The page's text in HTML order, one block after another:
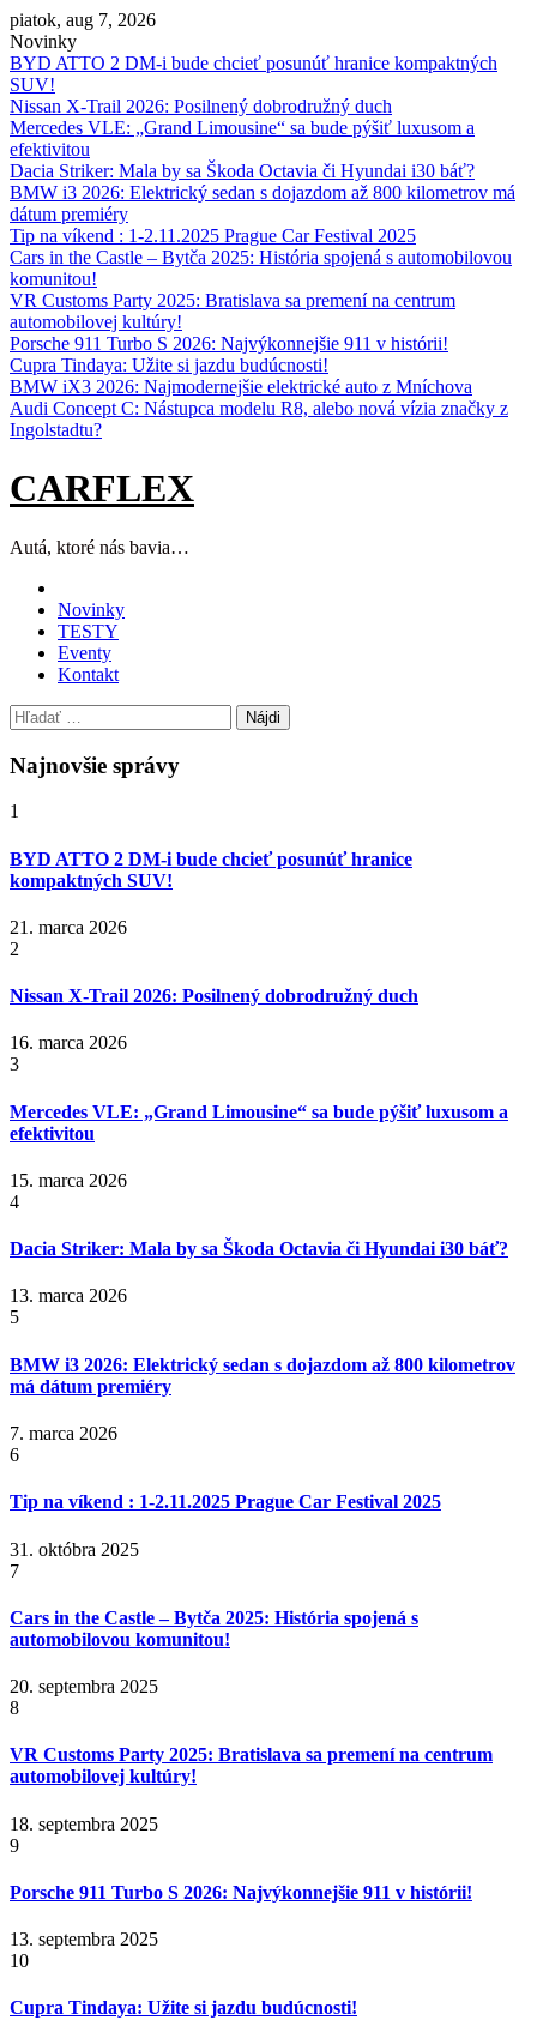
Skip
to
content
piatok, aug 7, 2026
Novinky
BYD ATTO 2 DM-i bude chcieť posunúť hranice kompaktných
SUV!
Nissan X‑Trail 2026: Posilnený dobrodružný duch
Mercedes VLE: „Grand Limousine“ sa bude pýšiť luxusom a
efektivitou
Dacia Striker: Mala by sa Škoda Octavia či Hyundai i30 báť?
BMW i3 2026: Elektrický sedan s dojazdom až 800 kilometrov má
dátum premiéry
Tip na víkend : 1-2.11.2025 Prague Car Festival 2025
Cars in the Castle – Bytča 2025: História spojená s automobilovou
komunitou!
VR Customs Party 2025: Bratislava sa premení na centrum
automobilovej kultúry!
Porsche 911 Turbo S 2026: Najvýkonnejšie 911 v histórii!
Cupra Tindaya: Užite si jazdu budúcnosti!
BMW iX3 2026: Najmodernejšie elektrické auto z Mníchova
Audi Concept C: Nástupca modelu R8, alebo nová vízia značky z
Ingolstadtu?
CARFLEX
Autá, ktoré nás bavia…
Novinky
TESTY
Eventy
Kontakt
Hľadať:
Najnovšie správy
1
BYD ATTO 2 DM-i bude chcieť posunúť hranice
kompaktných SUV!
21. marca 2026
2
Nissan X‑Trail 2026: Posilnený dobrodružný duch
16. marca 2026
3
Mercedes VLE: „Grand Limousine“ sa bude pýšiť luxusom a
efektivitou
15. marca 2026
4
Dacia Striker: Mala by sa Škoda Octavia či Hyundai i30 báť?
13. marca 2026
5
BMW i3 2026: Elektrický sedan s dojazdom až 800 kilometrov
má dátum premiéry
7. marca 2026
6
Tip na víkend : 1-2.11.2025 Prague Car Festival 2025
31. októbra 2025
7
Cars in the Castle – Bytča 2025: História spojená s
automobilovou komunitou!
20. septembra 2025
8
VR Customs Party 2025: Bratislava sa premení na centrum
automobilovej kultúry!
18. septembra 2025
9
Porsche 911 Turbo S 2026: Najvýkonnejšie 911 v histórii!
13. septembra 2025
10
Cupra Tindaya: Užite si jazdu budúcnosti!